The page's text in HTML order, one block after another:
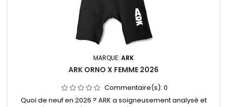
MARQUE: ARK
ARK ORNO X FEMME 2026
Commentaire(s): 0
Quoi de neuf en 2026 ? ARK a soigneusement analysé et